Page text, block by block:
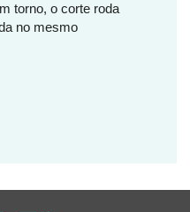
torno, o corte roda
no mesmo